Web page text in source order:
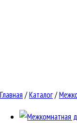
Главная /Каталог/